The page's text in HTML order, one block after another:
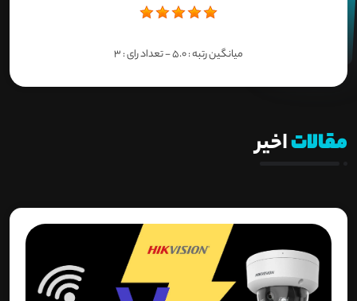
میانگین رتبه :5.0- تعداد رای :3
مقالاتاخیر